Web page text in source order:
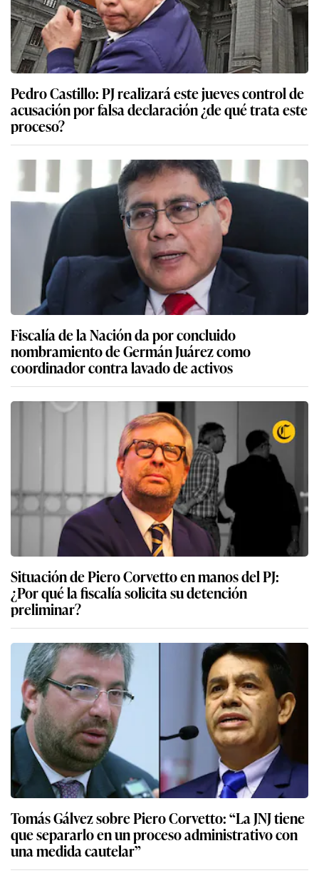
Pedro Castillo: PJ realizará este jueves control de
acusación por falsa declaración ¿de qué trata este
proceso?
Fiscalía de la Nación da por concluido
nombramiento de Germán Juárez como
coordinador contra lavado de activos
Situación de Piero Corvetto en manos del PJ:
¿Por qué la fiscalía solicita su detención
preliminar?
Tomás Gálvez sobre Piero Corvetto: “La JNJ tiene
que separarlo en un proceso administrativo con
una medida cautelar”